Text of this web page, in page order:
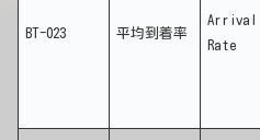
BT-023 平均到着率
Arrival
Rate